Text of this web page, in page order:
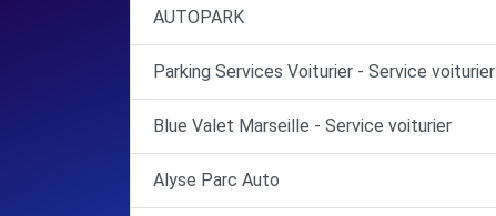
AUTOPARK
Parking Services Voiturier - Service voiturier
Blue Valet Marseille - Service voiturier
Alyse Parc Auto